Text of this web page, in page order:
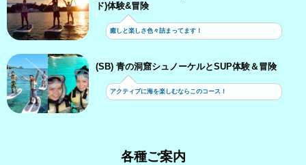
ド)体験&冒険
癒しと楽しさ色々詰まってます！
(SB) 青の洞窟シュノーケルとSUP体験＆冒険
アクティブに海を楽しむならこのコース！
各種ご案内